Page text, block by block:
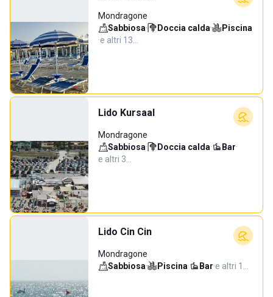
Mondragone
Sabbiosa· Doccia calda·
Piscina
·e altri 13…
Lido Kursaal
Mondragone
Sabbiosa· Doccia calda· Bar·
e altri 3…
Lido Cin Cin
Mondragone
Sabbiosa· Piscina· Bar·e altri 1…